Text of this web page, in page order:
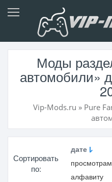
Моды
автомобили»
Vip-Mods.ru » Pure
Сортировать
по:
дате
просмотрам
алфавиту